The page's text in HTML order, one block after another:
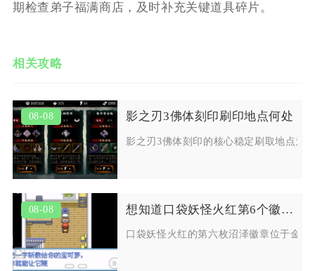
期检查弟子福满商店，及时补充关键道具碎片。
相关攻略
08-08 影之刃3佛体刻印刷印地点何处
影之刃3佛体刻印的核心稳定刷取地点为
08-08 想知道口袋妖怪火红第6个徽章在哪取得
口袋妖怪火红的第六枚沼泽徽章位于金